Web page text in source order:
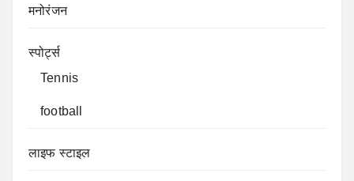
मनोरंजन
स्पोर्ट्स
Tennis
football
लाइफ स्टाइल